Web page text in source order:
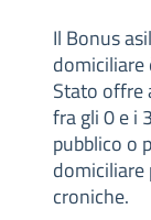
Il Bonus
Stato offre
fra gli 0 e i
pubblico o
croniche.